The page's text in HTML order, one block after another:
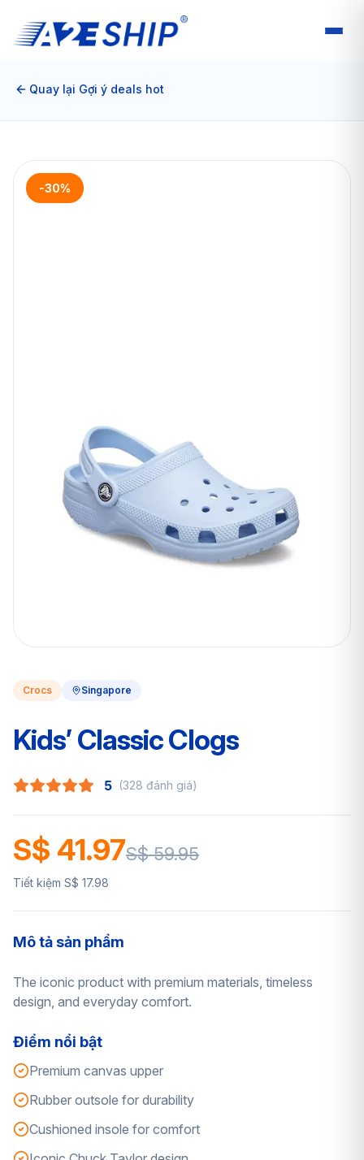
Quay lại Gợi ý deals hot
-30%
Crocs Singapore
Kids’ Classic Clogs
5 (328 đánh giá)
S$ 41.97S$ 59.95
Tiết kiệm S$ 17.98
Mô tả sản phẩm
The iconic product with premium materials, timeless
design, and everyday comfort.
Điểm nổi bật
Premium canvas upper
Rubber outsole for durability
Cushioned insole for comfort